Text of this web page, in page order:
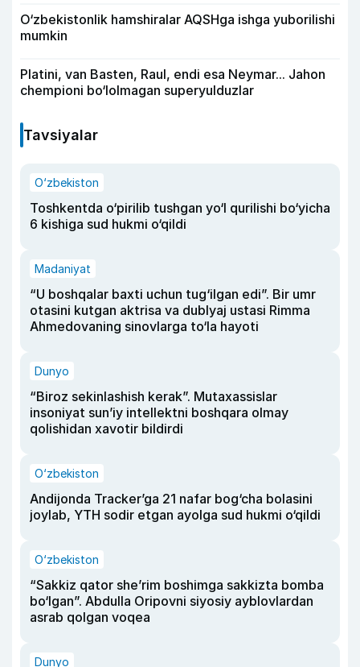
O‘zbekistonlik hamshiralar AQSHga ishga yuborilishi
mumkin
Platini, van Basten, Raul, endi esa Neymar... Jahon
chempioni bo‘lolmagan superyulduzlar
Tavsiyalar
O‘zbekiston
Toshkentda o‘pirilib tushgan yo‘l qurilishi bo‘yicha
6 kishiga sud hukmi o‘qildi
Madaniyat
“U boshqalar baxti uchun tug‘ilgan edi”. Bir umr
otasini kutgan aktrisa va dublyaj ustasi Rimma
Ahmedovaning sinovlarga to‘la hayoti
Dunyo
“Biroz sekinlashish kerak”. Mutaxassislar
insoniyat sun’iy intellektni boshqara olmay
qolishidan xavotir bildirdi
O‘zbekiston
Andijonda Tracker’ga 21 nafar bog‘cha bolasini
joylab, YTH sodir etgan ayolga sud hukmi o‘qildi
O‘zbekiston
“Sakkiz qator she’rim boshimga sakkizta bomba
bo‘lgan”. Abdulla Oripovni siyosiy ayblovlardan
asrab qolgan voqea
Dunyo